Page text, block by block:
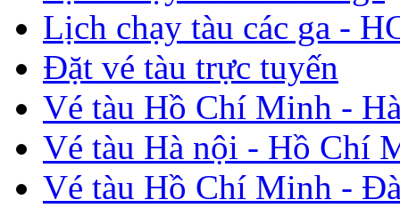
Lịch chạy tàu các ga -
Đặt vé tàu trực tuyến
Vé tàu Hồ Chí Minh -
Vé tàu Hà nội - Hồ Chí
Vé tàu Hồ Chí Minh -